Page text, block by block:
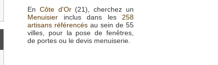
En Côte d'Or(21), cherchez un
Menuisier inclus dans les 258
artisans référencés au sein de 55
villes, pour la pose de fenêtres,
de portes ou le devis menuiserie.